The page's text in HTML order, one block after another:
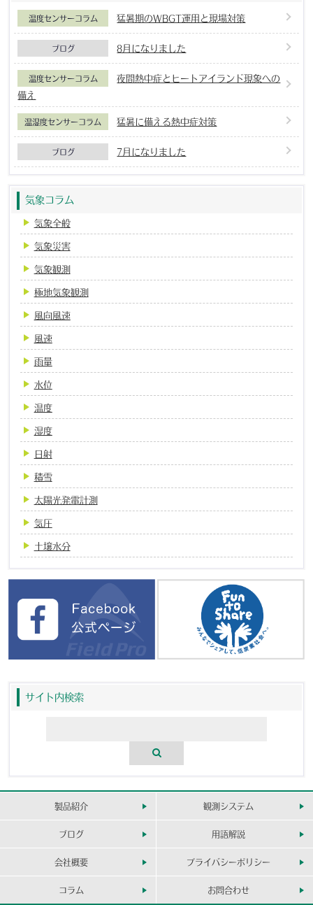
温度センサーコラム 猛暑期のWBGT運用と現場対策
ブログ 8月になりました
温度センサーコラム
夜間熱中症とヒートアイランド現象への
備え
温湿度センサーコラム 猛暑に備える熱中症対策
ブログ 7月になりました
気象コラム
気象全般
気象災害
気象観測
極地気象観測
風向風速
風速
雨量
水位
温度
湿度
日射
積雪
太陽光発電計測
気圧
土壌水分
サイト内検索
製品紹介 観測システム
ブログ 用語解説
会社概要 プライバシーポリシー
コラム お問合わせ